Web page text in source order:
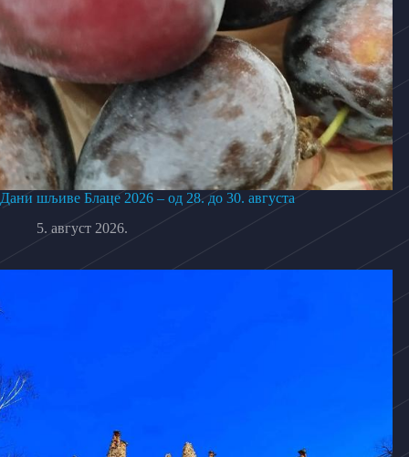
Дани шљиве Блаце 2026 – од 28. до 30. августа
5. август 2026.